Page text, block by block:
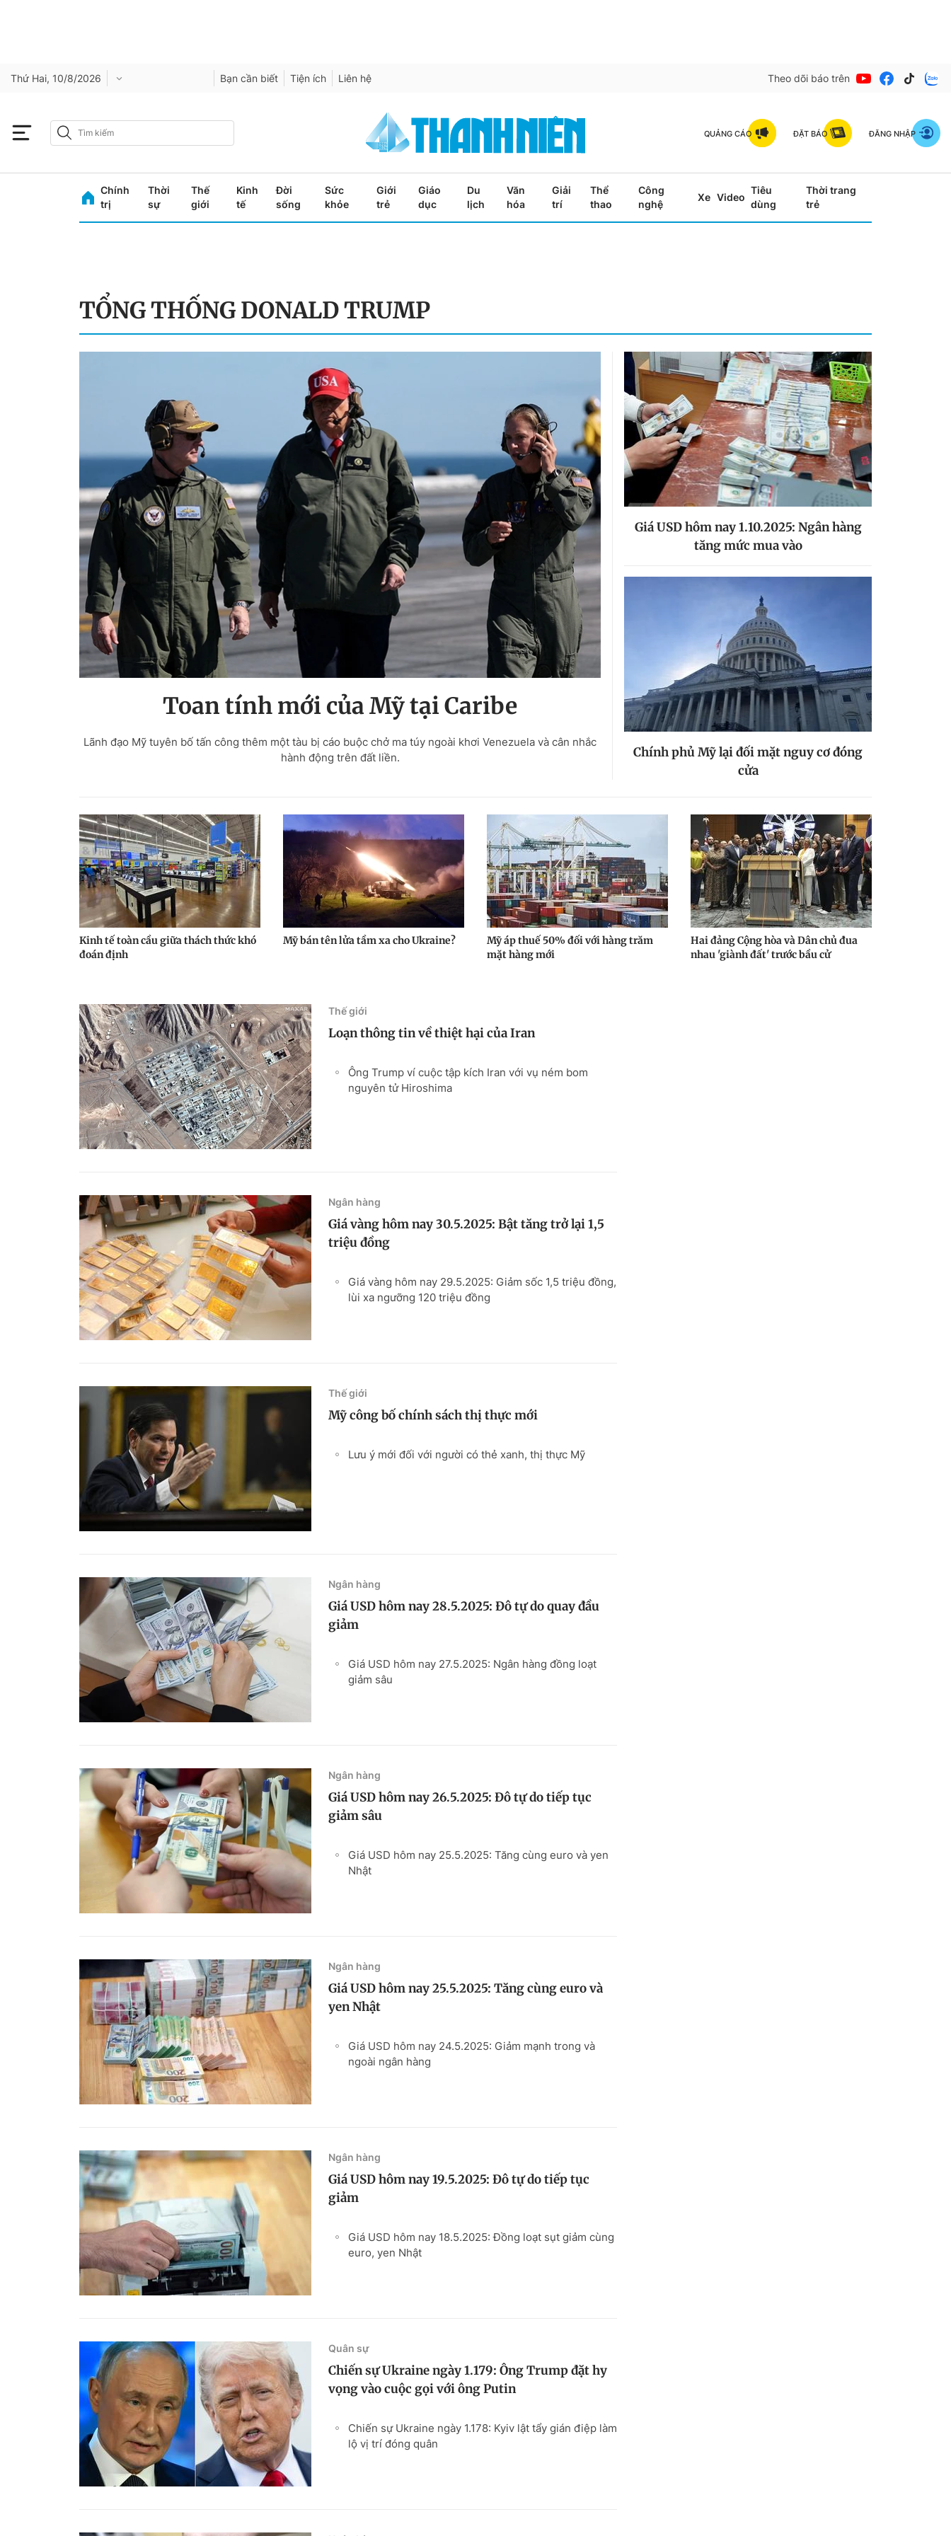
Thứ Hai, 10/8/2026 Bạn cần biết Tiện ích Liên hệ Theo dõi báo trên
QUẢNG CÁO ĐẶT BÁO ĐĂNG NHẬP
Chính
trị
Thời
sự
Thế
giới
Kinh
tế
Đời
sống
Sức
khỏe
Giới
trẻ
Giáo
dục
Du
lịch
Văn
hóa
Giải
trí
Thể
thao
Công
nghệ
Xe Video
Tiêu
dùng
Thời trang
trẻ
TỔNG THỐNG DONALD TRUMP
Toan tính mới của Mỹ tại Caribe
Lãnh đạo Mỹ tuyên bố tấn công thêm một tàu bị cáo buộc chở ma túy ngoài khơi Venezuela và cân nhắc
hành động trên đất liền.
Giá USD hôm nay 1.10.2025: Ngân hàng
tăng mức mua vào
Chính phủ Mỹ lại đối mặt nguy cơ đóng
cửa
Kinh tế toàn cầu giữa thách thức khó
đoán định
Mỹ bán tên lửa tầm xa cho Ukraine?
Mỹ áp thuế 50% đối với hàng trăm
mặt hàng mới
Hai đảng Cộng hòa và Dân chủ đua
nhau 'giành đất' trước bầu cử
Thế giới
Loạn thông tin về thiệt hại của Iran
Ông Trump ví cuộc tập kích Iran với vụ ném bom
nguyên tử Hiroshima
Ngân hàng
Giá vàng hôm nay 30.5.2025: Bật tăng trở lại 1,5
triệu đồng
Giá vàng hôm nay 29.5.2025: Giảm sốc 1,5 triệu đồng,
lùi xa ngưỡng 120 triệu đồng
Thế giới
Mỹ công bố chính sách thị thực mới
Lưu ý mới đối với người có thẻ xanh, thị thực Mỹ
Ngân hàng
Giá USD hôm nay 28.5.2025: Đô tự do quay đầu
giảm
Giá USD hôm nay 27.5.2025: Ngân hàng đồng loạt
giảm sâu
Ngân hàng
Giá USD hôm nay 26.5.2025: Đô tự do tiếp tục
giảm sâu
Giá USD hôm nay 25.5.2025: Tăng cùng euro và yen
Nhật
Ngân hàng
Giá USD hôm nay 25.5.2025: Tăng cùng euro và
yen Nhật
Giá USD hôm nay 24.5.2025: Giảm mạnh trong và
ngoài ngân hàng
Ngân hàng
Giá USD hôm nay 19.5.2025: Đô tự do tiếp tục
giảm
Giá USD hôm nay 18.5.2025: Đồng loạt sụt giảm cùng
euro, yen Nhật
Quân sự
Chiến sự Ukraine ngày 1.179: Ông Trump đặt hy
vọng vào cuộc gọi với ông Putin
Chiến sự Ukraine ngày 1.178: Kyiv lật tẩy gián điệp làm
lộ vị trí đóng quân